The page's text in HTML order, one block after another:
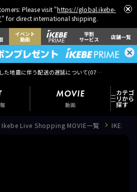
Please visit "https://global.ikebe-
" for direct international shipping.
イベント
動画
学割
サービス 店舗一覧
た地震に伴う配送の遅延について(07月29日
MOVIE
動画
Ikebe Live Shopping MOVIE一覧 IKEBE